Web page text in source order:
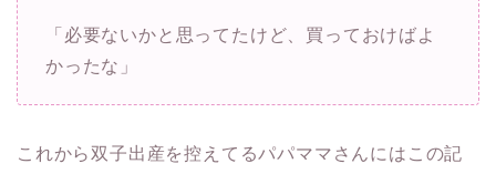
「必要ないかと思ってたけど、買っておけばよ
かったな」
これから双子出産を控えてるパパママさんにはこの記